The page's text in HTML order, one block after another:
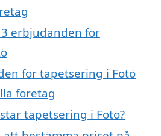
erbjudanden för
för tapetsering i Fotö
företag
tapetsering i Fotö?